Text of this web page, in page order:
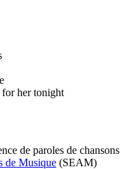
her tonight
de paroles de chansons
de Musique (SEAM)